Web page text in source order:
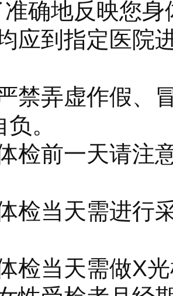
准确地反映您
应到指定医院
禁弄虚作假、
。
检前一天请注
检当天需进行
检当天需做X